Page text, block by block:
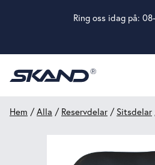
Ring oss idag på:
Hem /Alla / Reservdelar / Sitsdelar